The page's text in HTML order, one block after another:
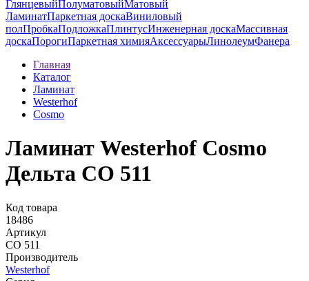
ГлянцевыйПолуматовыйМатовый
ЛаминатПаркетная доскаВиниловый
полПробкаПодложкаПлинтусИнженерная доскаМассивная
доскаПорогиПаркетная химияАксессуарыЛинолеумФанера
Главная
Каталог
Ламинат
Westerhof
Cosmo
Ламинат Westerhof Cosmo
Дельта СО 511
Код товара
18486
Артикул
СО 511
Производитель
Westerhof